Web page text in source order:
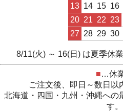
13 14 15 16
20 21 22 23
27 28 29 30
8/11(火) ～ 16(日) は夏季休
■…休
ご注文後、即日～数日以
北海道・四国・九州・沖縄への
す。